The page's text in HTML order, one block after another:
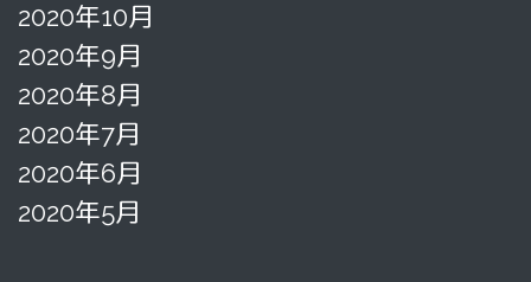
2020年10月
2020年9月
2020年8月
2020年7月
2020年6月
2020年5月